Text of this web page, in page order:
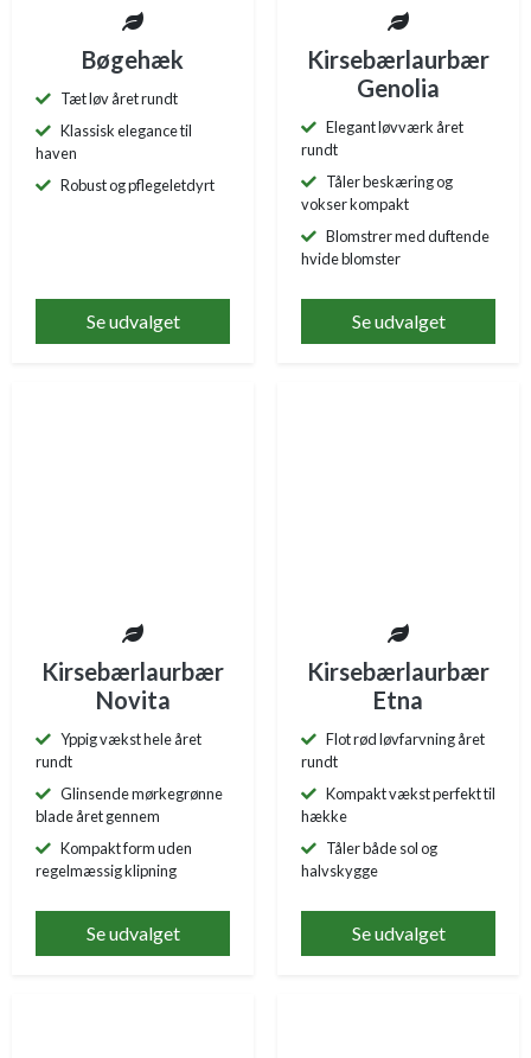
Bøgehæk
Tæt løv året rundt
Klassisk elegance til
haven
Robust og pflegeletdyrt
Se udvalget
Kirsebærlaurbær
Genolia
Elegant løvværk året
rundt
Tåler beskæring og
vokser kompakt
Blomstrer med duftende
hvide blomster
Se udvalget
Kirsebærlaurbær
Novita
Yppig vækst hele året
rundt
Glinsende mørkegrønne
blade året gennem
Kompakt form uden
regelmæssig klipning
Se udvalget
Kirsebærlaurbær
Etna
Flot rød løvfarvning året
rundt
Kompakt vækst perfekt til
hække
Tåler både sol og
halvskygge
Se udvalget